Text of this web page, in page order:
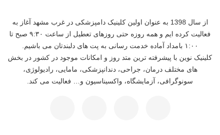
از سال 1398 به عنوان اولین کلینیک دامپزشکی در غرب مشهد آغاز به
فعالیت کرده ایم و همه روزه حتی روزهای تعطیل از ساعت ۹:۳۰ صبح تا
۱:۰۰ بامداد آماده خدمت رسانی به پت های دلبندتان می باشیم.
کلینیک نوین با پیشرفته ترین متد روز و امکانات موجود در کشور در بخش
های مختلف درمان، جراحی، دندانپزشکی، مامایی، رادیولوژی،
سونوگرافی، آزمایشگاه، واکسیناسیون و… فعالیت می کند.